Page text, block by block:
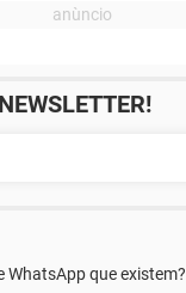
WhatsApp que existem?